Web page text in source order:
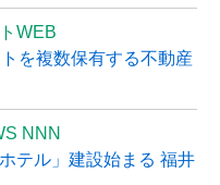
WEB
を複数保有する不動産
NNN
テル」建設始まる 福井